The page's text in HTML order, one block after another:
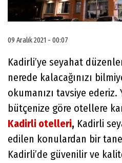
09 Aralık 2021 - 00:07
Kadirli’ye seyahat
nerede kalacağınızı
okumanızı tavsiye ederiz.
bütçenize göre otellere
Kadirli otelleri, Kadirli
edilen konulardan bir
Kadirli’de güvenilir ve